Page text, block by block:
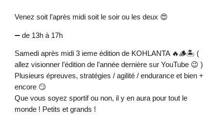
Venez soit l’après midi soit le soir ou les deux 😍
➖ de 13h à 17h
Samedi après midi 3 ieme édition de KOHLANTA 🔥🪵🏝 (
allez visionner l’édition de l’année dernière sur YouTube 😉 )
Plusieurs épreuves, stratégies / agilité / endurance et bien +
encore 😏
Que vous soyez sportif ou non, il y en aura pour tout le
monde ! Petits et grands !